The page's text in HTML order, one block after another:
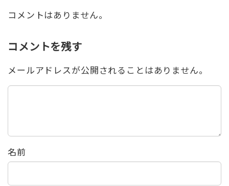
コメントはありません。
コメントを残す
メールアドレスが公開されることはありません。
名前